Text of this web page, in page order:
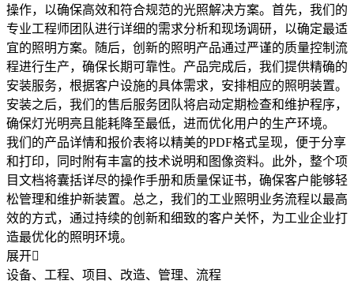
操作，以确保高效和符合规范的光照解决方案。首先，我们的
专业工程师团队进行详细的需求分析和现场调研，以确定最适
宜的照明方案。随后，创新的照明产品通过严谨的质量控制流
程进行生产，确保长期可靠性。产品完成后，我们提供精确的
安装服务，根据客户设施的具体需求，安排相应的照明装置。
安装之后，我们的售后服务团队将启动定期检查和维护程序，
确保灯光明亮且能耗降至最低，进而优化用户的生产环境。
我们的产品详情和报价表将以精美的PDF格式呈现，便于分享
和打印，同时附有丰富的技术说明和图像资料。此外，整个项
目文档将囊括详尽的操作手册和质量保证书，确保客户能够轻
松管理和维护新装置。总之，我们的工业照明业务流程以最高
效的方式，通过持续的创新和细致的客户关怀，为工业企业打
造最优化的照明环境。
展开
设备、工程、项目、改造、管理、流程